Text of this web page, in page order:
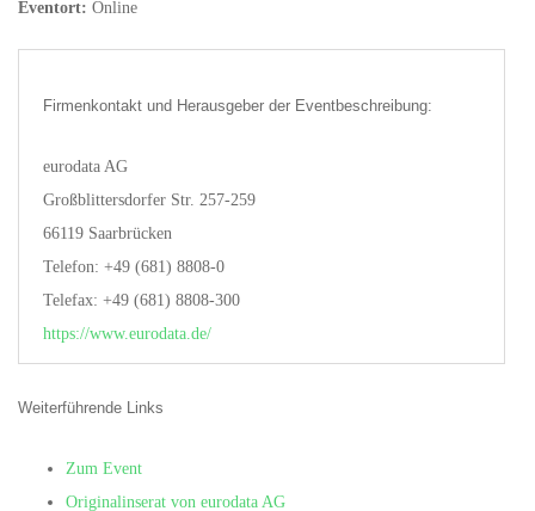
Eventort: Online
Firmenkontakt und Herausgeber der Eventbeschreibung:
eurodata AG
Großblittersdorfer Str. 257-259
66119 Saarbrücken
Telefon: +49 (681) 8808-0
Telefax: +49 (681) 8808-300
https://www.eurodata.de/
Weiterführende Links
Zum Event
Originalinserat von eurodata AG